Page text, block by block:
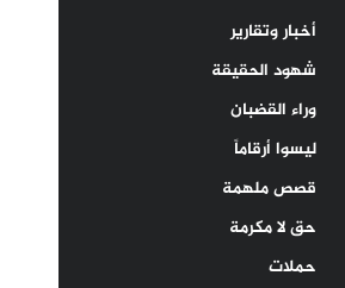
أخبار وتقارير
شهود الحقيقة
وراء القضبان
ليسوا أرقاماً
قصص ملهمة
حق لا مكرمة
حملات